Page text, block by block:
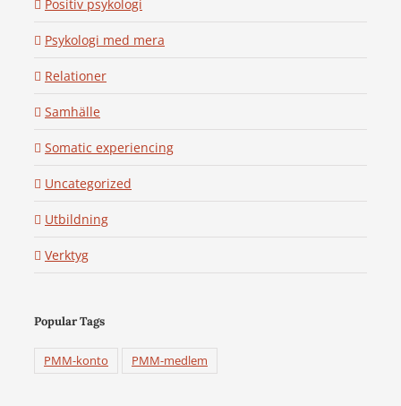
Positiv psykologi
Psykologi med mera
Relationer
Samhälle
Somatic experiencing
Uncategorized
Utbildning
Verktyg
Popular Tags
PMM-konto PMM-medlem